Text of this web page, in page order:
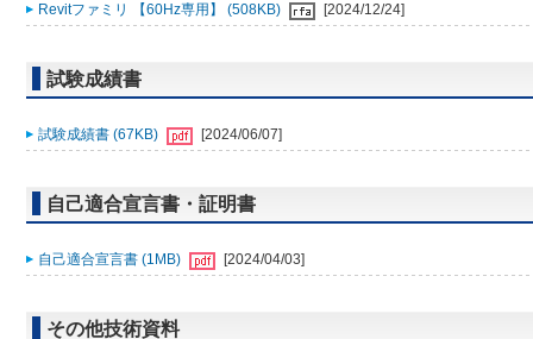
Revitファミリ 【60Hz専用】 (508KB)
[2024/12/24]
試験成績書
試験成績書 (67KB) [2024/06/07]
自己適合宣言書・証明書
自己適合宣言書 (1MB) [2024/04/03]
その他技術資料